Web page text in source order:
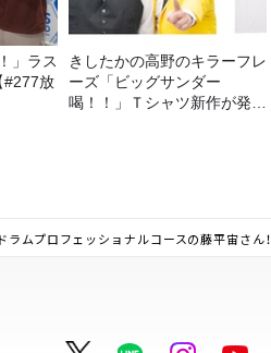
」ラス
#277放
きしたかの高野のキラーフレ
ーズ「ビッグサンダー
喝！！」Ｔシャツ新作が発売
ラムプロフェッショナルコースの藤平宙さん！